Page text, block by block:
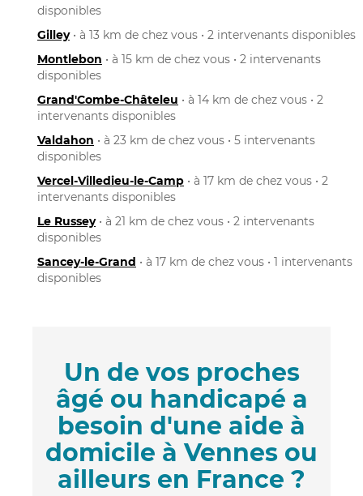
disponibles
Gilley• à 13 km de chez vous • 2 intervenants disponibles
Montlebon • à 15 km de chez vous • 2 intervenants
disponibles
Grand'Combe-Châteleu • à 14 km de chez vous • 2
intervenants disponibles
Valdahon • à 23 km de chez vous • 5 intervenants
disponibles
Vercel-Villedieu-le-Camp • à 17 km de chez vous • 2
intervenants disponibles
Le Russey• à 21 km de chez vous • 2 intervenants
disponibles
Sancey-le-Grand • à 17 km de chez vous • 1 intervenants
disponibles
Un de vos proches
âgé ou handicapé a
besoin d'une aide à
domicile à Vennes ou
ailleurs en France ?